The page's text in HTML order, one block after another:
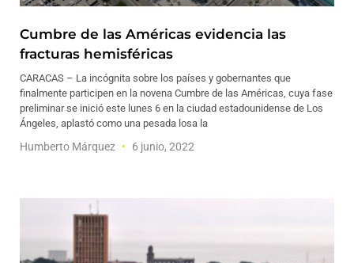
Cumbre de las Américas evidencia las
fracturas hemisféricas
CARACAS – La incógnita sobre los países y gobernantes que
finalmente participen en la novena Cumbre de las Américas, cuya fase
preliminar se inició este lunes 6 en la ciudad estadounidense de Los
Ángeles, aplastó como una pesada losa la
Humberto Márquez 6 junio, 2022